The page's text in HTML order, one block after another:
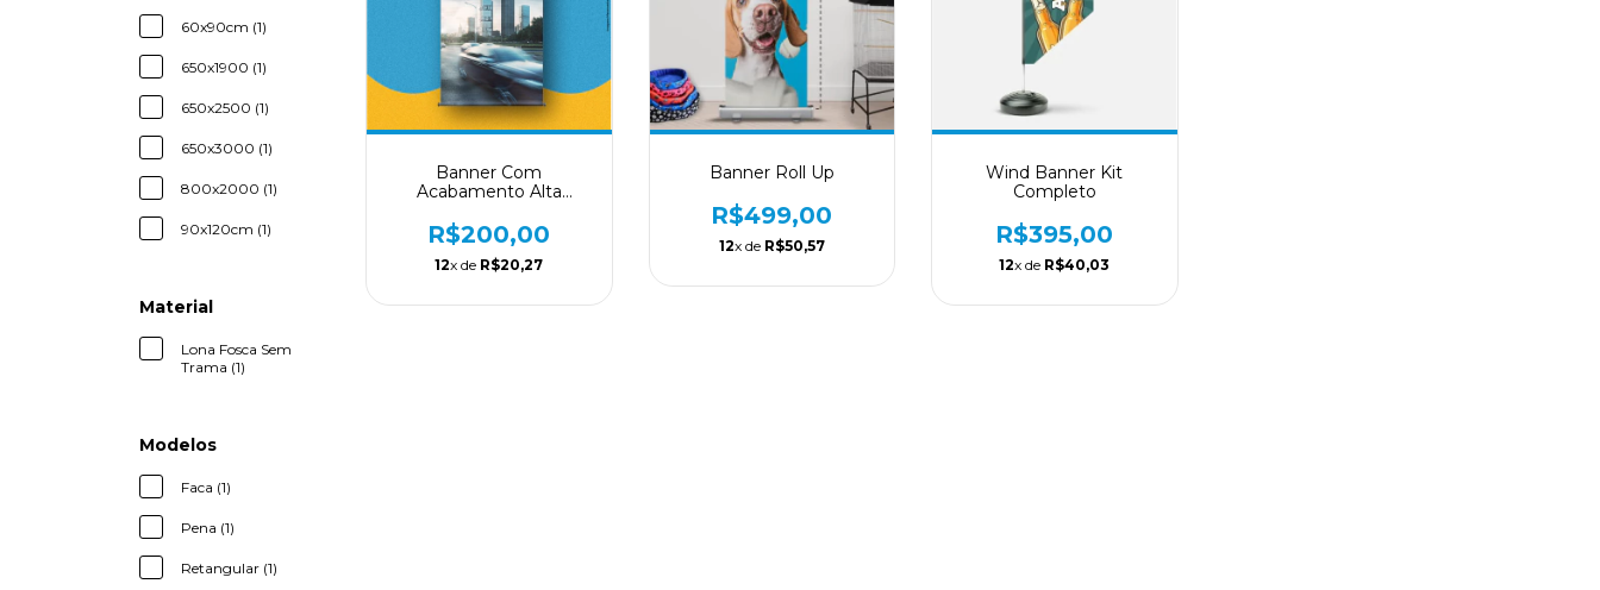
60x90cm (1)
650x1900 (1)
650x2500 (1)
650x3000 (1)
800x2000 (1)
90x120cm (1)
Material
Lona Fosca Sem
Trama (1)
Modelos
Faca (1)
Pena (1)
Retangular (1)
Banner Com
Acabamento Alta
R$200,00
12x de R$20,27
Banner Roll Up
R$499,00
12x de R$50,57
Wind Banner Kit
Completo
R$395,00
12x de R$40,03